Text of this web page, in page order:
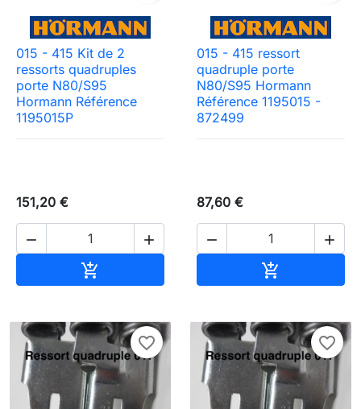
015 - 415 Kit de 2
ressorts quadruples
porte N80/S95
Hormann Référence
1195015P
151,20 €
 

015 - 415 ressort
quadruple porte
N80/S95 Hormann
Référence 1195015 -
872499
87,60 €
 

favorite_border favorite_border